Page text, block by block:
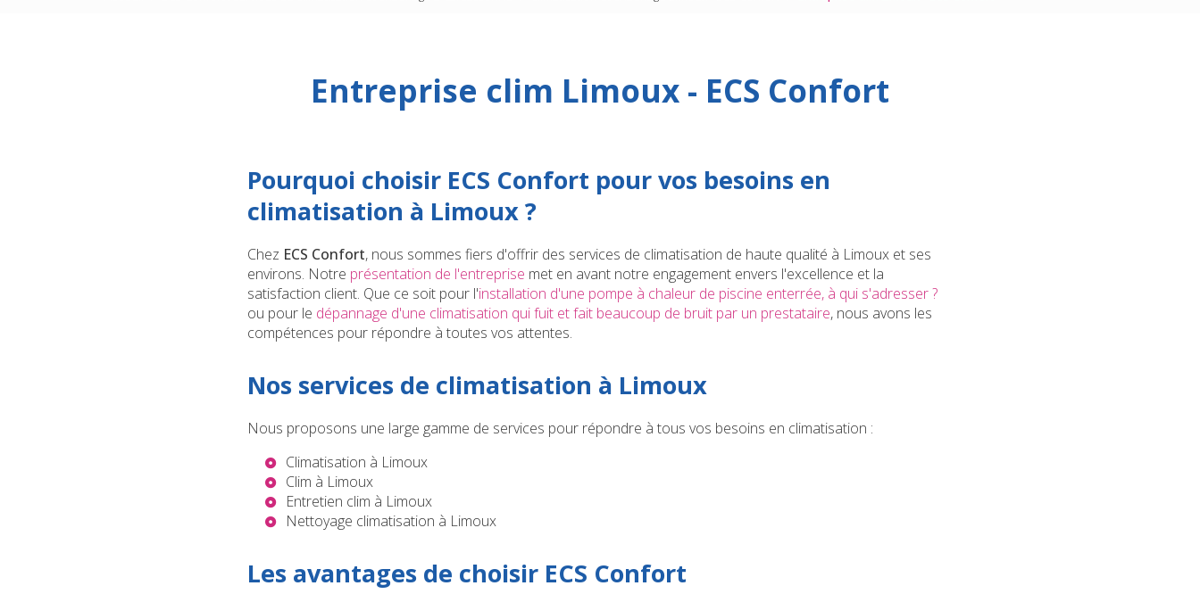
Entreprise clim Limoux - ECS Confort
Pourquoi choisir ECS Confort pour vos besoins en
climatisation à Limoux ?
Chez ECS Confort, nous sommes fiers d'offrir des services de climatisation de haute qualité à Limoux et ses
environs. Notre présentation de l'entreprise met en avant notre engagement envers l'excellence et la
satisfaction client. Que ce soit pour l'installation d'une pompe à chaleur de piscine enterrée, à qui s'adresser ?
ou pour le dépannage d'une climatisation qui fuit et fait beaucoup de bruit par un prestataire, nous avons les
compétences pour répondre à toutes vos attentes.
Nos services de climatisation à Limoux
Nous proposons une large gamme de services pour répondre à tous vos besoins en climatisation :
Climatisation à Limoux
Clim à Limoux
Entretien clim à Limoux
Nettoyage climatisation à Limoux
Les avantages de choisir ECS Confort